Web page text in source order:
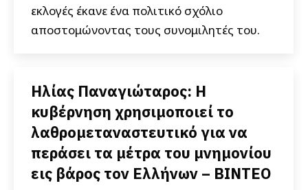
εκλογές έκανε ένα πολιτικό σχόλιο
αποστομώνοντας τους συνομιλητές του.
Ηλίας Παναγιώταρος: Η
κυβέρνηση χρησιμοποιεί το
λαθρομεταναστευτικό για να
περάσει τα μέτρα του μνημονίου
εις βάρος τον Ελλήνων – ΒΙΝΤΕΟ